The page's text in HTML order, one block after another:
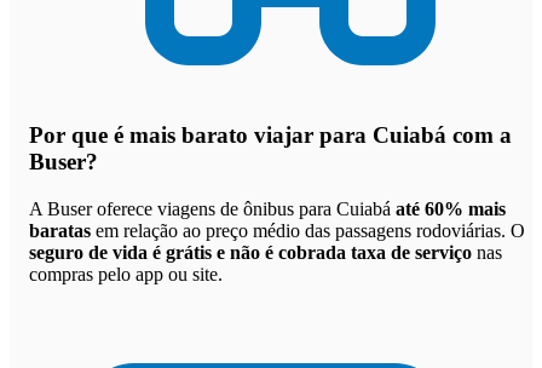
Por que é mais barato viajar para Cuiabá com a
Buser?
A Buser oferece viagens de ônibus para Cuiabá até 60% mais
baratas em relação ao preço médio das passagens rodoviárias. O
seguro de vida é grátis e não é cobrada taxa de serviço nas
compras pelo app ou site.